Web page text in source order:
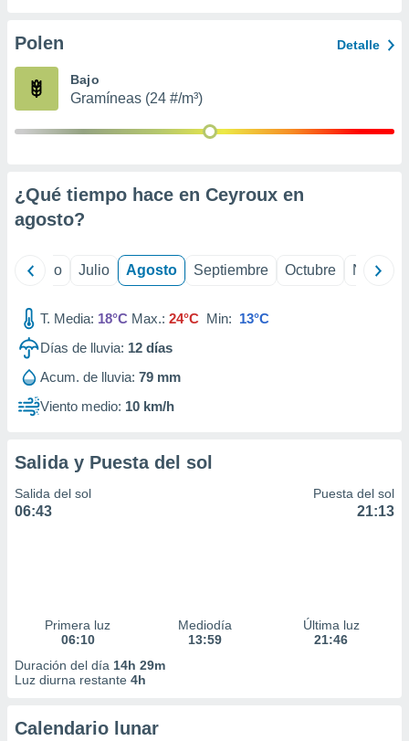
e
mediante
de
1199
Polen Detalle
Bajo
Gramíneas (24 #/m³)
¿Qué tiempo hace en Ceyroux en
agosto?
Junio Julio Agosto Septiembre Octubre
T. Media: 18°C Max.: 24°C Min: 13°C
Días de lluvia: 12 días
Acum. de lluvia: 79 mm
Viento medio: 10 km/h
Salida y Puesta del sol
Salida del sol
06:43
Puesta del sol
21:13
Primera luz
06:10
Mediodía
13:59
Última luz
21:46
Duración del día 14h 29m
Luz diurna restante 4h
Calendario lunar